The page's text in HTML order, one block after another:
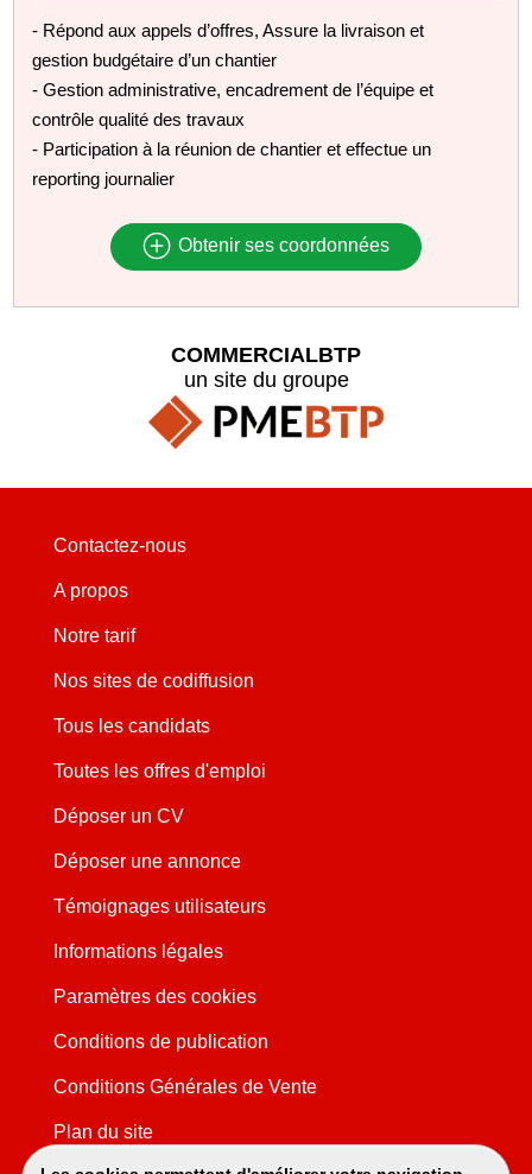
- Répond aux appels d’offres, Assure la livraison et
gestion budgétaire d’un chantier
- Gestion administrative, encadrement de l’équipe et
contrôle qualité des travaux
- Participation à la réunion de chantier et effectue un
reporting journalier
Obtenir ses coordonnées
COMMERCIALBTP
un site du groupe
Contactez-nous
A propos
Notre tarif
Nos sites de codiffusion
Tous les candidats
Toutes les offres d'emploi
Déposer un CV
Déposer une annonce
Témoignages utilisateurs
Informations légales
Paramètres des cookies
Conditions de publication
Conditions Générales de Vente
Plan du site